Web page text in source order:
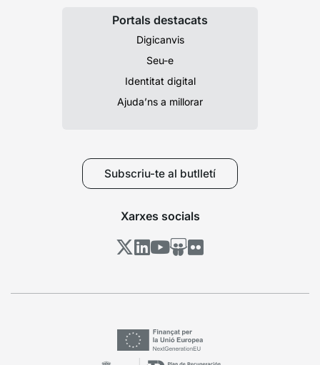
Portals destacats
Digicanvis
Seu-e
Identitat digital
Ajuda’ns a millorar
Subscriu-te al butlletí
Xarxes socials